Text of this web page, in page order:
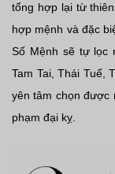
tổng hợp lại từ
hợp mệnh và đặc
Số Mệnh sẽ tự lọc
Tam Tai, Thái Tuế,
yên tâm chọn được
phạm đại kỵ.